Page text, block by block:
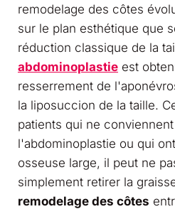
remodelage des côtes
sur le plan esthétique que
réduction classique de la
abdominoplastie est
resserrement de
la liposuccion de la taille.
patients qui ne conviennent
l'abdominoplastie ou qui
osseuse large, il peut ne
simplement retirer la
remodelage des côtes